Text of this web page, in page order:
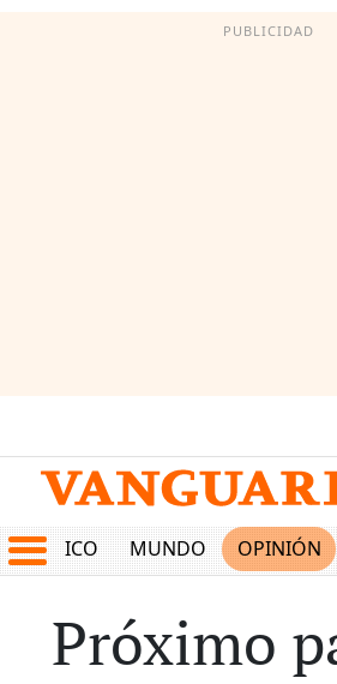
PUBLICIDAD
MÉXICO MUNDO OPINIÓN
Próximo